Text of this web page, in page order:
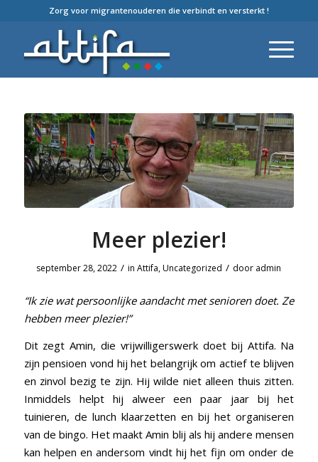
Zorg voor migrantenouderen die verbindt en versterkt !
Meer plezier!
september 28, 2022 / inAttifa,Uncategorized / door admin
“Ik zie wat persoonlijke aandacht met senioren doet. Ze
hebben meer plezier!”
Dit zegt Amin, die vrijwilligerswerk doet bij Attifa. Na
zijn pensioen vond hij het belangrijk om actief te blijven
en zinvol bezig te zijn. Hij wilde niet alleen thuis zitten.
Inmiddels helpt hij alweer een paar jaar bij het
tuinieren, de lunch klaarzetten en bij het organiseren
van de bingo. Het maakt Amin blij als hij andere mensen
kan helpen en andersom vindt hij het fijn om onder de